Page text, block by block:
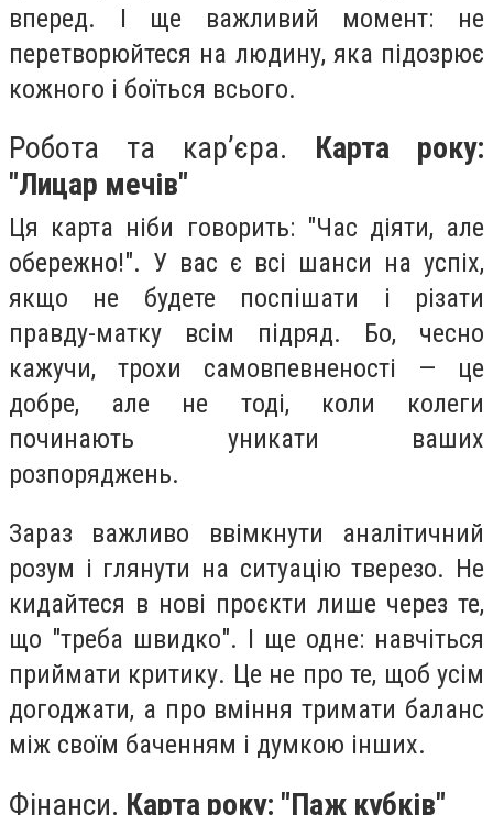
вперед. І ще важливий момент: не
перетворюйтеся на людину, яка підозрює
кожного і боїться всього.
Робота та кар’єра. Карта року:
"Лицар мечів"
Ця карта ніби говорить: "Час діяти, але
обережно!". У вас є всі шанси на успіх,
якщо не будете поспішати і різати
правду-матку всім підряд. Бо, чесно
кажучи, трохи самовпевненості — це
добре, але не тоді, коли колеги
починають уникати ваших
розпоряджень.
Зараз важливо ввімкнути аналітичний
розум і глянути на ситуацію тверезо. Не
кидайтеся в нові проєкти лише через те,
що "треба швидко". І ще одне: навчіться
приймати критику. Це не про те, щоб усім
догоджати, а про вміння тримати баланс
між своїм баченням і думкою інших.
Фінанси. Карта року: "Паж кубків"